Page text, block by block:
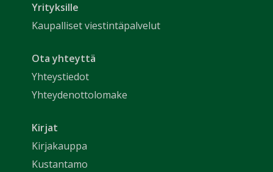
Yrityksille
Kaupalliset viestintäpalvelut
Ota yhteyttä
Yhteystiedot
Yhteydenottolomake
Kirjat
Kirjakauppa
Kustantamo